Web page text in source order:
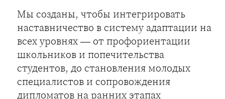
Мы созданы, чтобы интегрировать
наставничество в систему адаптации на
всех уровнях — от профориентации
школьников и попечительства
студентов, до становления молодых
специалистов и сопровождения
дипломатов на ранних этапах